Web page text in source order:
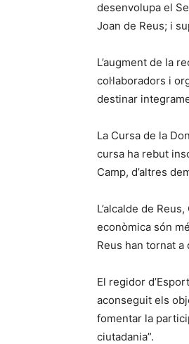
desenvolupa el
Joan de Reus; i
L’augment de la
col·laboradors i
destinar
La Cursa de la
cursa ha rebut
Camp, d’altres
L’alcalde de
econòmica són
Reus han tornat
El regidor
aconseguit els
fomentar la
ciutadania”.